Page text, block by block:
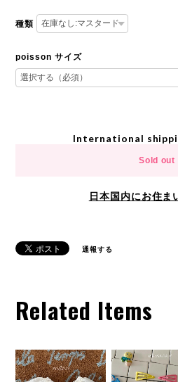
種類
poisson サイズ
International
Sold out
日本国内にお住ま
通報する
Related Items